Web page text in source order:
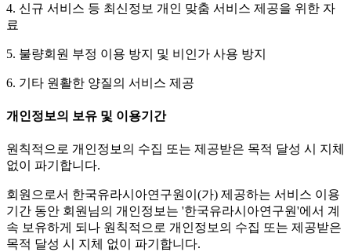
4. 신규 서비스 등 최신정보 개인 맞춤 서비스 제공을 위한 자
료
5. 불량회원 부정 이용 방지 및 비인가 사용 방지
6. 기타 원활한 양질의 서비스 제공
개인정보의 보유 및 이용기간
원칙적으로 개인정보의 수집 또는 제공받은 목적 달성 시 지체
없이 파기합니다.
회원으로서 한국유라시아연구원이(가) 제공하는 서비스 이용
기간 동안 회원님의 개인정보는 '한국유라시아연구원'에서 계
속 보유하게 되나 원칙적으로 개인정보의 수집 또는 제공받은
목적 달성 시 지체 없이 파기합니다.